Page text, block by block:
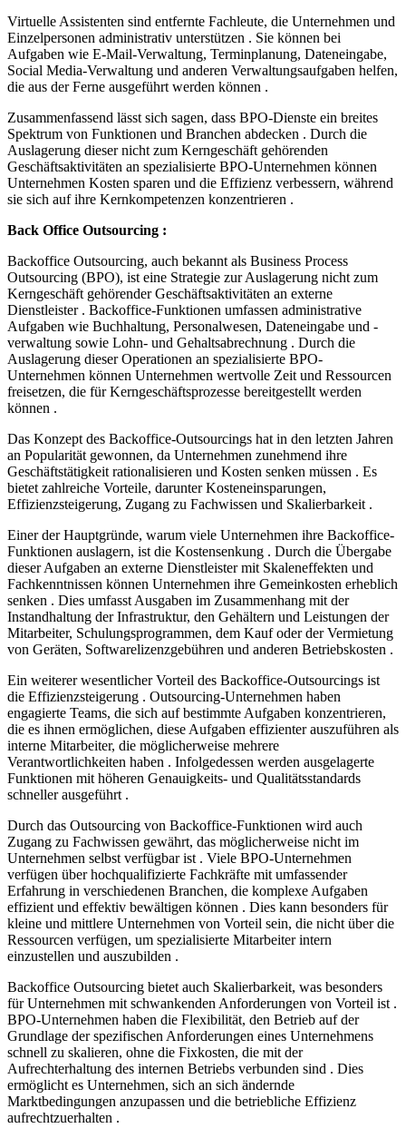
Virtuelle Assistenten sind entfernte Fachleute, die Unternehmen und
Einzelpersonen administrativ unterstützen . Sie können bei
Aufgaben wie E-Mail-Verwaltung, Terminplanung, Dateneingabe,
Social Media-Verwaltung und anderen Verwaltungsaufgaben helfen,
die aus der Ferne ausgeführt werden können .
Zusammenfassend lässt sich sagen, dass BPO-Dienste ein breites
Spektrum von Funktionen und Branchen abdecken . Durch die
Auslagerung dieser nicht zum Kerngeschäft gehörenden
Geschäftsaktivitäten an spezialisierte BPO-Unternehmen können
Unternehmen Kosten sparen und die Effizienz verbessern, während
sie sich auf ihre Kernkompetenzen konzentrieren .
Back Office Outsourcing :
Backoffice Outsourcing, auch bekannt als Business Process
Outsourcing (BPO), ist eine Strategie zur Auslagerung nicht zum
Kerngeschäft gehörender Geschäftsaktivitäten an externe
Dienstleister . Backoffice-Funktionen umfassen administrative
Aufgaben wie Buchhaltung, Personalwesen, Dateneingabe und -
verwaltung sowie Lohn- und Gehaltsabrechnung . Durch die
Auslagerung dieser Operationen an spezialisierte BPO-
Unternehmen können Unternehmen wertvolle Zeit und Ressourcen
freisetzen, die für Kerngeschäftsprozesse bereitgestellt werden
können .
Das Konzept des Backoffice-Outsourcings hat in den letzten Jahren
an Popularität gewonnen, da Unternehmen zunehmend ihre
Geschäftstätigkeit rationalisieren und Kosten senken müssen . Es
bietet zahlreiche Vorteile, darunter Kosteneinsparungen,
Effizienzsteigerung, Zugang zu Fachwissen und Skalierbarkeit .
Einer der Hauptgründe, warum viele Unternehmen ihre Backoffice-
Funktionen auslagern, ist die Kostensenkung . Durch die Übergabe
dieser Aufgaben an externe Dienstleister mit Skaleneffekten und
Fachkenntnissen können Unternehmen ihre Gemeinkosten erheblich
senken . Dies umfasst Ausgaben im Zusammenhang mit der
Instandhaltung der Infrastruktur, den Gehältern und Leistungen der
Mitarbeiter, Schulungsprogrammen, dem Kauf oder der Vermietung
von Geräten, Softwarelizenzgebühren und anderen Betriebskosten .
Ein weiterer wesentlicher Vorteil des Backoffice-Outsourcings ist
die Effizienzsteigerung . Outsourcing-Unternehmen haben
engagierte Teams, die sich auf bestimmte Aufgaben konzentrieren,
die es ihnen ermöglichen, diese Aufgaben effizienter auszuführen als
interne Mitarbeiter, die möglicherweise mehrere
Verantwortlichkeiten haben . Infolgedessen werden ausgelagerte
Funktionen mit höheren Genauigkeits- und Qualitätsstandards
schneller ausgeführt .
Durch das Outsourcing von Backoffice-Funktionen wird auch
Zugang zu Fachwissen gewährt, das möglicherweise nicht im
Unternehmen selbst verfügbar ist . Viele BPO-Unternehmen
verfügen über hochqualifizierte Fachkräfte mit umfassender
Erfahrung in verschiedenen Branchen, die komplexe Aufgaben
effizient und effektiv bewältigen können . Dies kann besonders für
kleine und mittlere Unternehmen von Vorteil sein, die nicht über die
Ressourcen verfügen, um spezialisierte Mitarbeiter intern
einzustellen und auszubilden .
Backoffice Outsourcing bietet auch Skalierbarkeit, was besonders
für Unternehmen mit schwankenden Anforderungen von Vorteil ist .
BPO-Unternehmen haben die Flexibilität, den Betrieb auf der
Grundlage der spezifischen Anforderungen eines Unternehmens
schnell zu skalieren, ohne die Fixkosten, die mit der
Aufrechterhaltung des internen Betriebs verbunden sind . Dies
ermöglicht es Unternehmen, sich an sich ändernde
Marktbedingungen anzupassen und die betriebliche Effizienz
aufrechtzuerhalten .